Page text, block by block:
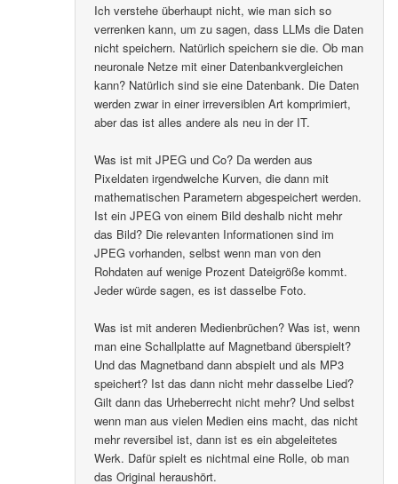
Ich verstehe überhaupt nicht, wie man sich so
verrenken kann, um zu sagen, dass LLMs die Daten
nicht speichern. Natürlich speichern sie die. Ob man
neuronale Netze mit einer Datenbankvergleichen
kann? Natürlich sind sie eine Datenbank. Die Daten
werden zwar in einer irreversiblen Art komprimiert,
aber das ist alles andere als neu in der IT.
Was ist mit JPEG und Co? Da werden aus
Pixeldaten irgendwelche Kurven, die dann mit
mathematischen Parametern abgespeichert werden.
Ist ein JPEG von einem Bild deshalb nicht mehr
das Bild? Die relevanten Informationen sind im
JPEG vorhanden, selbst wenn man von den
Rohdaten auf wenige Prozent Dateigröße kommt.
Jeder würde sagen, es ist dasselbe Foto.
Was ist mit anderen Medienbrüchen? Was ist, wenn
man eine Schallplatte auf Magnetband überspielt?
Und das Magnetband dann abspielt und als MP3
speichert? Ist das dann nicht mehr dasselbe Lied?
Gilt dann das Urheberrecht nicht mehr? Und selbst
wenn man aus vielen Medien eins macht, das nicht
mehr reversibel ist, dann ist es ein abgeleitetes
Werk. Dafür spielt es nichtmal eine Rolle, ob man
das Original heraushört.